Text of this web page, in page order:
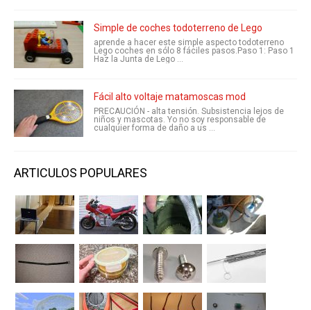
Simple de coches todoterreno de Lego
aprende a hacer este simple aspecto todoterreno
Lego coches en sólo 8 fáciles pasos.Paso 1: Paso 1
Haz la Junta de Lego ...
Fácil alto voltaje matamoscas mod
PRECAUCIÓN - alta tensión. Subsistencia lejos de
niños y mascotas. Yo no soy responsable de
cualquier forma de daño a us ...
ARTICULOS POPULARES